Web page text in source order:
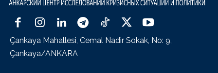
Çankaya Mahallesi, Cemal Nadir Sokak, No: 9,
Çankaya/ANKARA